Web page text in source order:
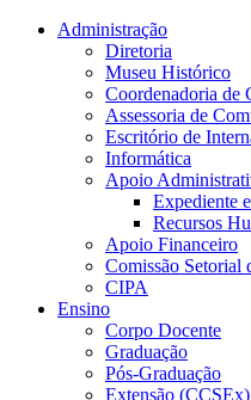
Conteúdo principal Menu
Administração
Diretoria
Museu Histórico
Coordenadoria de
Assessoria de
Escritório de
Informática
Apoio
Expediente
Recursos
Apoio Financeiro
Comissão Setorial
CIPA
Ensino
Corpo Docente
Graduação
Pós-Graduação
Extensão (CCSEx)